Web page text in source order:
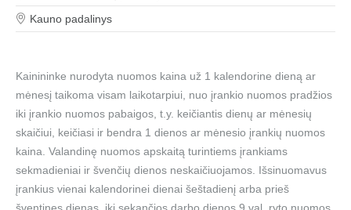
Kauno padalinys
Kainininke nurodyta nuomos kaina už 1 kalendorine dieną ar
mėnesį taikoma visam laikotarpiui, nuo įrankio nuomos pradžios
iki įrankio nuomos pabaigos, t.y. keičiantis dienų ar mėnesių
skaičiui, keičiasi ir bendra 1 dienos ar mėnesio įrankių nuomos
kaina. Valandinę nuomos apskaitą turintiems įrankiams
sekmadieniai ir švenčių dienos neskaičiuojamos. Išsinuomavus
įrankius vienai kalendorinei dienai šeštadienį arba prieš